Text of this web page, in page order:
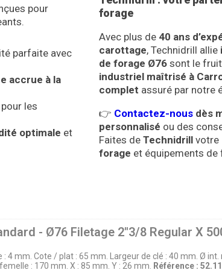
pour
parfaite avec
accrue à la
les
optimale et
forage
Avec plus de 40 ans
carottage, Technidrill allie
de forage Ø76 sont le fruit
industriel maîtrisé à
complet assuré par notre
👉 Contactez-nous dès
personnalisé ou des
Faites de Technidrill votre
forage et équipements
- Ø76 Filetage 2''3/8 Regular X
: 4 mm. Cote / plat : 65 mm. Largeur de clé : 40 mm. Ø
: 170 mm. X : 85 mm. Y : 26 mm. Référence :